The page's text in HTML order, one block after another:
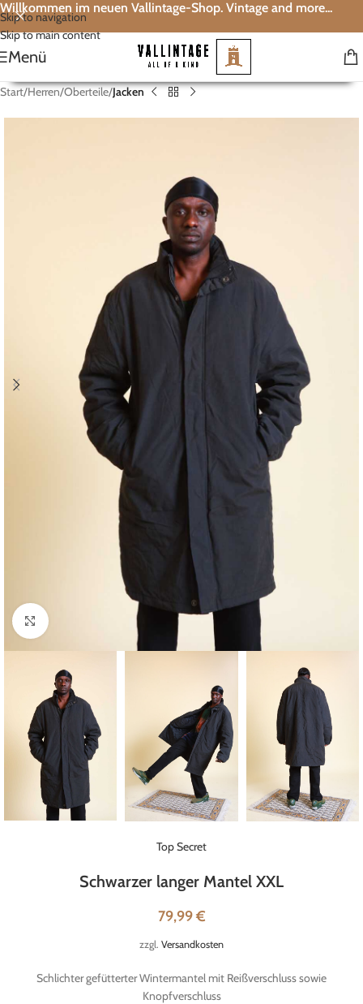
Skip to navigation
Skip to main content
Willkommen im neuen Vallintage-Shop. Vintage and more...
Menü
Start Herren Oberteile Jacken
Klick zum Vergrößern
Top Secret
Schwarzer langer Mantel XXL
79,99€
zzgl. Versandkosten
Schlichter gefütterter Wintermantel mit Reißverschluss sowie
Knopfverschluss